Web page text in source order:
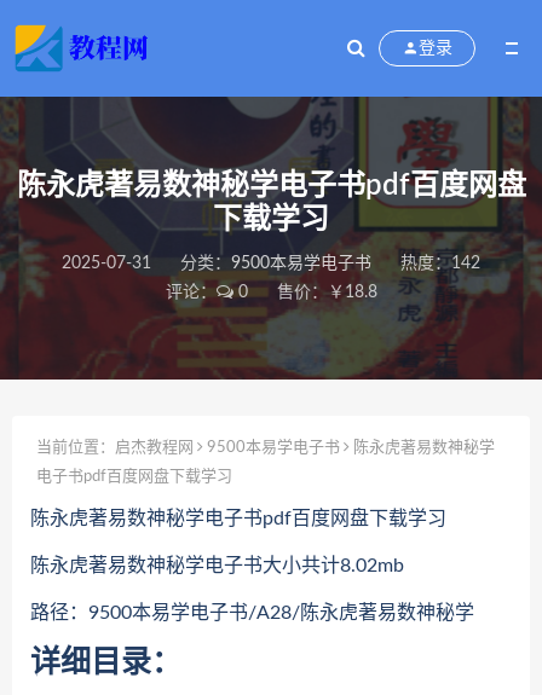
登录
陈永虎著易数神秘学电子书pdf百度网盘
下载学习
2025-07-31 分类： 9500本易学电子书
热度：142
评论：
0 售价：￥18.8
当前位置： 启杰教程网 9500本易学电子书
陈永虎著易数神秘学
电子书pdf百度网盘下载学习
陈永虎著易数神秘学电子书pdf百度网盘下载学习
陈永虎著易数神秘学电子书大小共计8.02mb
路径：9500本易学电子书/A28/陈永虎著易数神秘学
详细目录：